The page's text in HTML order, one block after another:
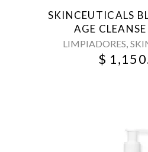
SKINCEUTICALS
AGE
LIMPIADORES,
$